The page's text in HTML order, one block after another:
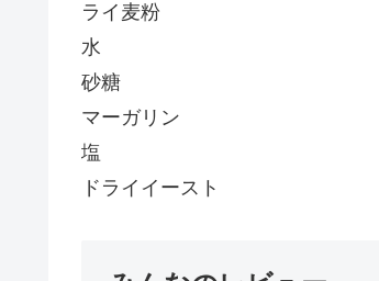
ライ麦粉
水
砂糖
マーガリン
塩
ドライイースト